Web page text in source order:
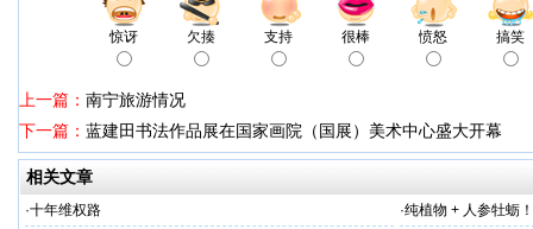
惊讶 欠揍 支持 很棒 愤怒 搞笑
上一篇： 南宁旅游情况
下一篇： 蓝建田书法作品展在国家画院（国展）美术中心盛大开幕
相关文章
·十年维权路 ·纯植物 + 人参牡蛎